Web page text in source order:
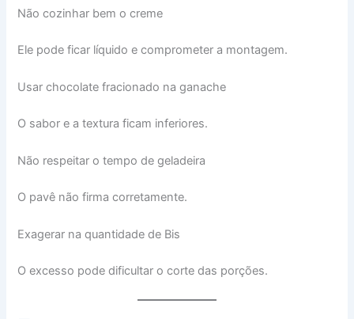
Não cozinhar bem o creme
Ele pode ficar líquido e comprometer a montagem.
Usar chocolate fracionado na ganache
O sabor e a textura ficam inferiores.
Não respeitar o tempo de geladeira
O pavê não firma corretamente.
Exagerar na quantidade de Bis
O excesso pode dificultar o corte das porções.